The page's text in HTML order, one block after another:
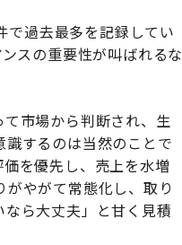
過去最多を記録してい
スの重要性が叫ばれるな
市場から判断され、生
するのは当然のことで
を優先し、売上を水増
やがて常態化し、取り
ら大丈夫」と甘く見積